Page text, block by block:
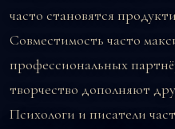
часто становятся
Совместимость часто
профессиональных
творчество дополняют
Психологи и писатели